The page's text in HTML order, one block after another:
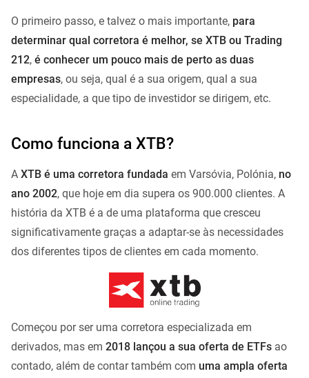
O primeiro passo, e talvez o mais importante, para
determinar qual corretora é melhor, se XTB ou Trading
212, é conhecer um pouco mais de perto as duas
empresas, ou seja, qual é a sua origem, qual a sua
especialidade, a que tipo de investidor se dirigem, etc.
Como funciona a XTB?
A XTB é uma corretora fundada em Varsóvia, Polónia, no
ano 2002, que hoje em dia supera os 900.000 clientes. A
história da XTB é a de uma plataforma que cresceu
significativamente graças a adaptar-se às necessidades
dos diferentes tipos de clientes em cada momento.
Começou por ser uma corretora especializada em
derivados, mas em 2018 lançou a sua oferta de ETFs ao
contado, além de contar também com uma ampla oferta